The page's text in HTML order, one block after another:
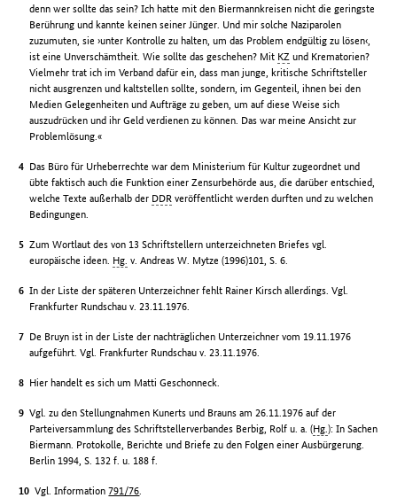
denn wer sollte das sein? Ich hatte mit den Biermannkreisen nicht die geringste
Berührung und kannte keinen seiner Jünger. Und mir solche Naziparolen
zuzumuten, sie ›unter Kontrolle zu halten, um das Problem endgültig zu lösen‹,
ist eine Unverschämtheit. Wie sollte das geschehen? Mit KZ und Krematorien?
Vielmehr trat ich im Verband dafür ein, dass man junge, kritische Schriftsteller
nicht ausgrenzen und kaltstellen sollte, sondern, im Gegenteil, ihnen bei den
Medien Gelegenheiten und Aufträge zu geben, um auf diese Weise sich
auszudrücken und ihr Geld verdienen zu können. Das war meine Ansicht zur
Problemlösung.«
Das Büro für Urheberrechte war dem Ministerium für Kultur zugeordnet und
übte faktisch auch die Funktion einer Zensurbehörde aus, die darüber entschied,
welche Texte außerhalb der DDR veröffentlicht werden durften und zu welchen
Bedingungen.
Zum Wortlaut des von 13 Schriftstellern unterzeichneten Briefes vgl.
europäische ideen. Hg. v. Andreas W. Mytze (1996)101, S. 6.
In der Liste der späteren Unterzeichner fehlt Rainer Kirsch allerdings. Vgl.
Frankfurter Rundschau v. 23.11.1976.
De Bruyn ist in der Liste der nachträglichen Unterzeichner vom 19.11.1976
aufgeführt. Vgl. Frankfurter Rundschau v. 23.11.1976.
Hier handelt es sich um Matti Geschonneck.
Vgl. zu den Stellungnahmen Kunerts und Brauns am 26.11.1976 auf der
Parteiversammlung des Schriftstellerverbandes Berbig, Rolf u. a. (Hg.): In Sachen
Biermann. Protokolle, Berichte und Briefe zu den Folgen einer Ausbürgerung.
Berlin 1994, S. 132 f. u. 188 f.
Vgl. Information791/76